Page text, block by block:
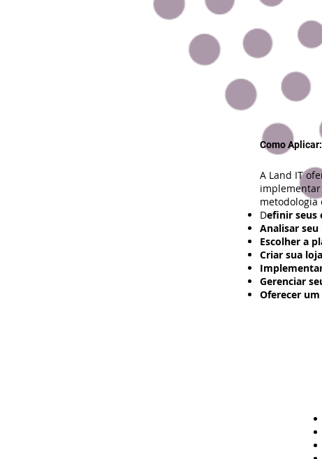
Como Aplicar:
A Land IT
implementar
metodologia
Definir seus
Analisar
Escolher a
Criar sua
Gerenciar
Oferecer